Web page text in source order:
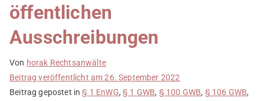
öffentlichen
Ausschreibungen
Von horak Rechtsanwälte
Beitrag veröffentlicht am26. September 2022
Beitrag gepostet in§ 1 EnWG,§ 1 GWB, § 100 GWB, § 106 GWB,